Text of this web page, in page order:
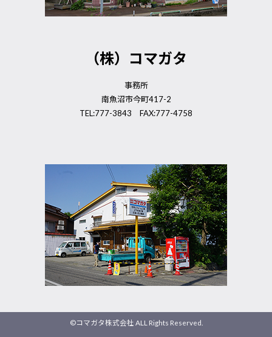
（株）コマガタ
事務所
南魚沼市今町417-2
TEL:777-3843 FAX:777-4758
©コマガタ株式会社 ALL Rights Reserved.